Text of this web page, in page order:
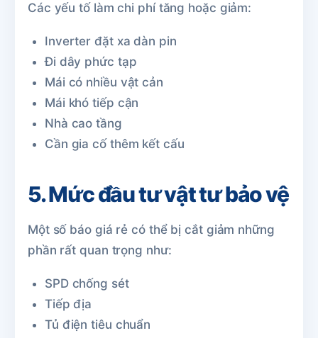
Các yếu tố làm chi phí tăng hoặc giảm:
Inverter đặt xa dàn pin
Đi dây phức tạp
Mái có nhiều vật cản
Mái khó tiếp cận
Nhà cao tầng
Cần gia cố thêm kết cấu
5. Mức đầu tư vật tư bảo vệ
Một số báo giá rẻ có thể bị cắt giảm những
phần rất quan trọng như:
SPD chống sét
Tiếp địa
Tủ điện tiêu chuẩn